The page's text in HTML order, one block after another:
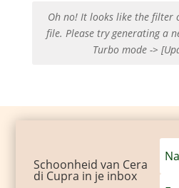
Oh no! It looks like the filter
file. Please try generating a
Turbo mode ->
Schoonheid van Cera
di Cupra in je inbox